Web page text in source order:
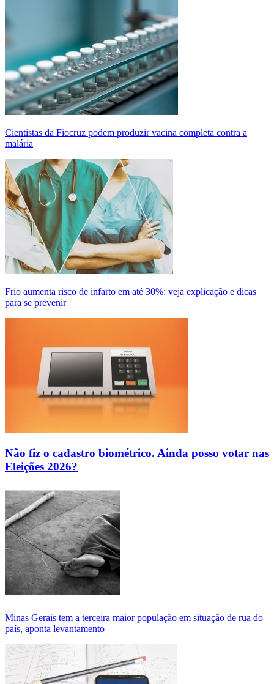
Cientistas da Fiocruz podem produzir vacina completa contra a
malária
Frio aumenta risco de infarto em até 30%: veja explicação e dicas
para se prevenir
Não fiz o cadastro biométrico. Ainda posso votar nas
Eleições 2026?
Minas Gerais tem a terceira maior população em situação de rua do
país, aponta levantamento